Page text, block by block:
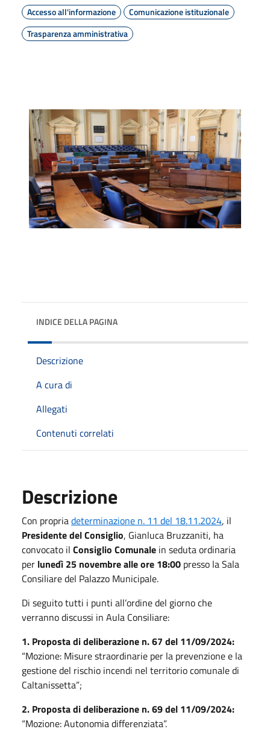
Accesso all'informazione
Comunicazione istituzionale
Trasparenza amministrativa
INDICE DELLA PAGINA
Descrizione
A cura di
Allegati
Contenuti correlati
Descrizione
Con propriadeterminazione n. 11 del 18.11.2024, il
Presidente del Consiglio, Gianluca Bruzzaniti, ha
convocato il Consiglio Comunale in seduta ordinaria
per lunedì 25 novembre alle ore 18:00 presso la Sala
Consiliare del Palazzo Municipale.
Di seguito tutti i punti all’ordine del giorno che
verranno discussi in Aula Consiliare:
1. Proposta di deliberazione n. 67 del 11/09/2024:
“Mozione: Misure straordinarie per la prevenzione e la
gestione del rischio incendi nel territorio comunale di
Caltanissetta”;
2. Proposta di deliberazione n. 69 del 11/09/2024:
“Mozione: Autonomia differenziata”.